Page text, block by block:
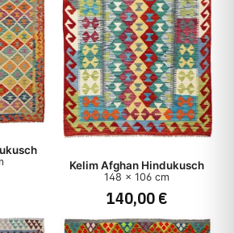
Kelim Afghan Hindukusch
148 x 106 cm
140,00 €